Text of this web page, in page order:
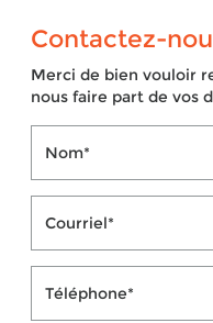
Contactez-
Merci de bien vouloir
nous faire part de vos